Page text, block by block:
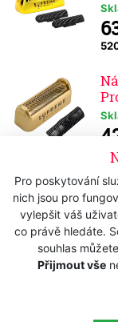
Pro poskytování
nich jsou pro
vylepšit váš
co právě hledáte.
souhlas
Přijmout vše